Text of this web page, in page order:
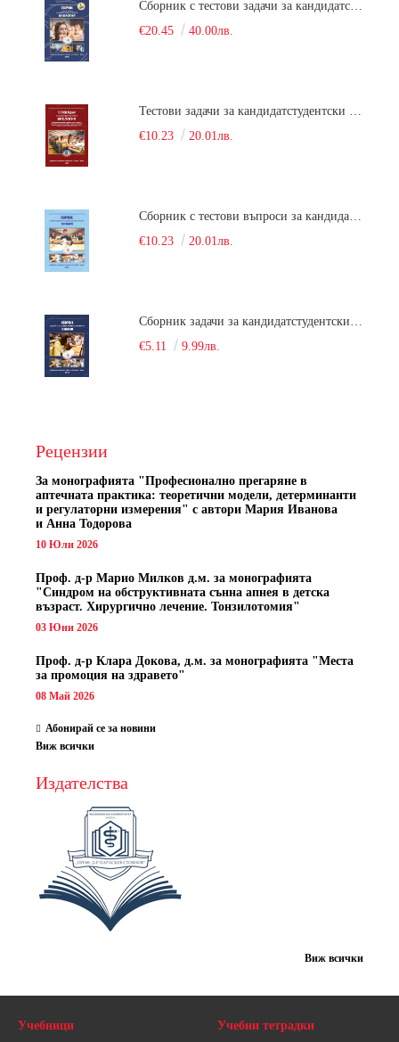
€20.45
40.00лв.
€10.23
20.01лв.
€10.23
20.01лв.
€5.11
9.99лв.
Рецензии
За монографията "Професионално прегаряне в
аптечната практика: теоретични модели, детерминанти
и регулаторни измерения" с автори Мария Иванова
и Анна Тодорова
10 Юли 2026
Проф. д-р Марио Милков д.м. за монографията
"Синдром на обструктивната сънна апнея в детска
възраст. Хирургично лечение. Тонзилотомия"
03 Юни 2026
Проф. д-р Клара Докова, д.м. за монографията "Места
за промоция на здравето"
08 Май 2026
Абонирай се за новини
Виж всички
Издателства
Виж всички
Учебници Учебни тетрадки